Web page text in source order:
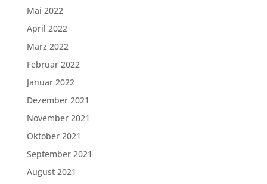
Mai 2022
April 2022
März 2022
Februar 2022
Januar 2022
Dezember 2021
November 2021
Oktober 2021
September 2021
August 2021